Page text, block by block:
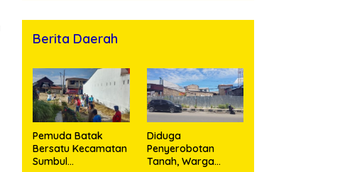
Kamboja
Tersangka
Berita Daerah
Pemuda Batak
Bersatu Kecamatan
Sumbul
Diduga
Penyerobotan
Tanah, Warga